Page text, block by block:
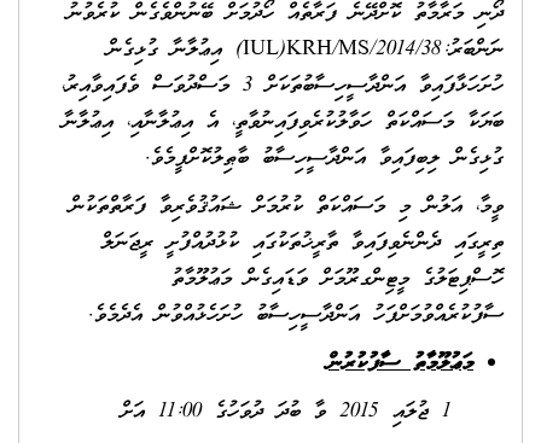
ދޯނި މަރާމާތު ކޮށްދޭނެ ފަރާތެއް ހޯދުމަށް ބޭނުންވެގެން ކުރެވުނު
ނަންބަރު:IUL)KRH/MS/2014/38) އިޢުލާނާ ގުޅިގެން
ހުށަހަޅާފައިވާ އަންދާސީހިސާބުތަކަށް 3 މަސްދުވަސް ވެފައިވާއިރު،
ބަޔަކާ މަސައްކަތް ހަވާލުކުރެވިފައިނުވާތީ، އެ އިޢުލާނާއި، އިޢުލާނާ
ގުޅިގެން ލިބިފައިވާ އަންދާސީހިސާބު ބާޠިލުކޮށްފީމެވެ.
ވީމާ، އަލުން މި މަސައްކަތް ކުރުމަށް ޝައުޤުވެރިވާ ފަރާތްތަކުން
ތިރީގައި ދެންނެވިފައިވާ ތާރީޚުތަކުގައި ކުޅުދުއްފުށީ ރީޖަނަލް
ހޮސްޕިޓަލުގެ މީޓިންގރޫމަށް ވަޑައިގެން މަޢުލޫމާތު
ސާފުކުރެއްވުމަށްފަހު އަންދާސީހިސާބު ހުށަހެޅުއްވުން އެދެމެވެ.
މަޢުލޫމާތު ސާފުކުރުން